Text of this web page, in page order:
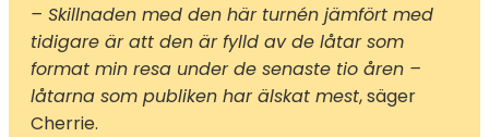
– Skillnaden med den här turnén jämfört med
tidigare är att den är fylld av de låtar som
format min resa under de senaste tio åren –
låtarna som publiken har älskat mest, säger
Cherrie.